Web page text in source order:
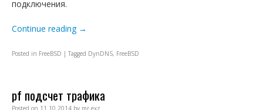
подключения.
Continue reading →
Posted in FreeBSD | Tagged DynDNS, FreeBSD
pf подсчет трафика
Posted on 11.10.2014 by mr.exz